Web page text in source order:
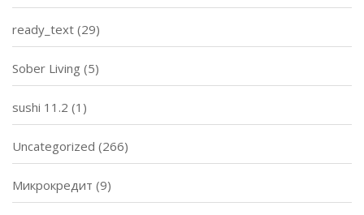
ready_text (29)
Sober Living (5)
sushi 11.2 (1)
Uncategorized (266)
Микрокредит (9)